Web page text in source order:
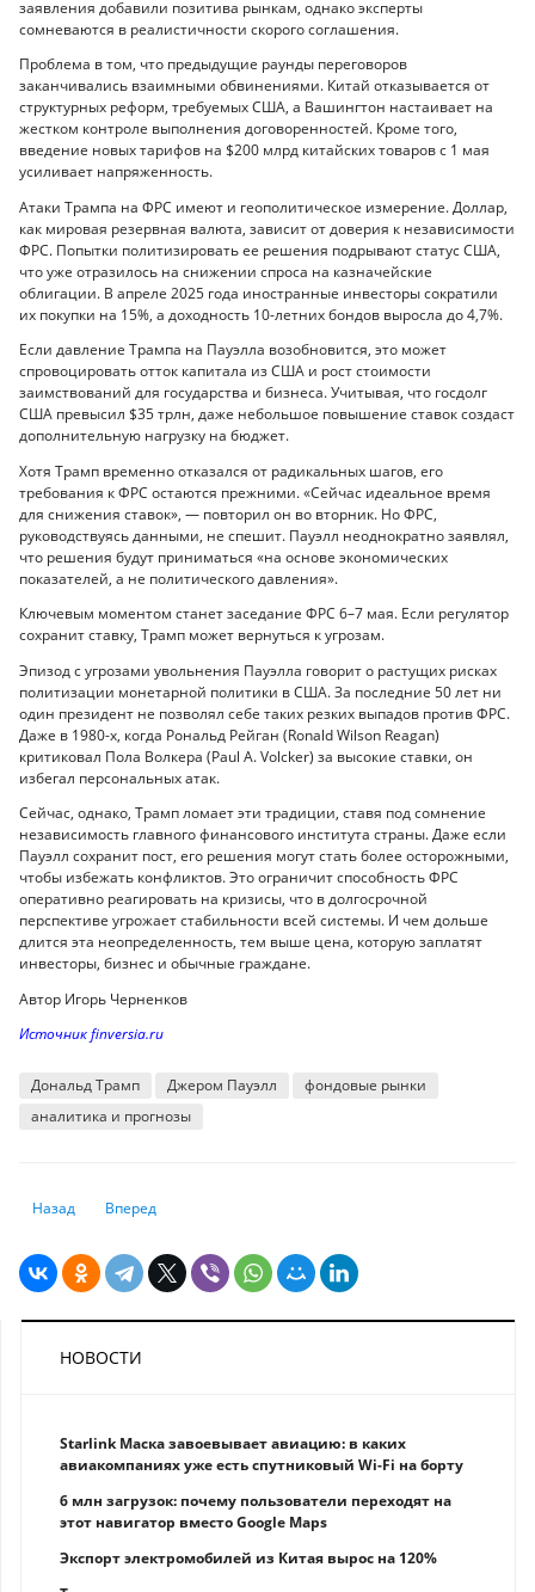
заявления добавили позитива рынкам, однако эксперты
сомневаются в реалистичности скорого соглашения.
Проблема в том, что предыдущие раунды переговоров
заканчивались взаимными обвинениями. Китай отказывается от
структурных реформ, требуемых США, а Вашингтон настаивает на
жестком контроле выполнения договоренностей. Кроме того,
введение новых тарифов на $200 млрд китайских товаров с 1 мая
усиливает напряженность.
Атаки Трампа на ФРС имеют и геополитическое измерение. Доллар,
как мировая резервная валюта, зависит от доверия к независимости
ФРС. Попытки политизировать ее решения подрывают статус США,
что уже отразилось на снижении спроса на казначейские
облигации. В апреле 2025 года иностранные инвесторы сократили
их покупки на 15%, а доходность 10-летних бондов выросла до 4,7%.
Если давление Трампа на Пауэлла возобновится, это может
спровоцировать отток капитала из США и рост стоимости
заимствований для государства и бизнеса. Учитывая, что госдолг
США превысил $35 трлн, даже небольшое повышение ставок создаст
дополнительную нагрузку на бюджет.
Хотя Трамп временно отказался от радикальных шагов, его
требования к ФРС остаются прежними. «Сейчас идеальное время
для снижения ставок», — повторил он во вторник. Но ФРС,
руководствуясь данными, не спешит. Пауэлл неоднократно заявлял,
что решения будут приниматься «на основе экономических
показателей, а не политического давления».
Ключевым моментом станет заседание ФРС 6–7 мая. Если регулятор
сохранит ставку, Трамп может вернуться к угрозам.
Эпизод с угрозами увольнения Пауэлла говорит о растущих рисках
политизации монетарной политики в США. За последние 50 лет ни
один президент не позволял себе таких резких выпадов против ФРС.
Даже в 1980-х, когда Рональд Рейган (Ronald Wilson Reagan)
критиковал Пола Волкера (Paul A. Volcker) за высокие ставки, он
избегал персональных атак.
Сейчас, однако, Трамп ломает эти традиции, ставя под сомнение
независимость главного финансового института страны. Даже если
Пауэлл сохранит пост, его решения могут стать более осторожными,
чтобы избежать конфликтов. Это ограничит способность ФРС
оперативно реагировать на кризисы, что в долгосрочной
перспективе угрожает стабильности всей системы. И чем дольше
длится эта неопределенность, тем выше цена, которую заплатят
инвесторы, бизнес и обычные граждане.
Автор Игорь Черненков
Источник finversia.ru
Дональд Трамп Джером Пауэлл
фондовые рынки
аналитика и прогнозы
Предыдущий: Азиатские рынки акций завершили торги
Назад Следующий: Золото бьёт рекорды. Хорошо или плохо это
Вперед
НОВОСТИ
Starlink Маска завоевывает авиацию: в каких
авиакомпаниях уже есть спутниковый Wi-Fi на борту
6 млн загрузок: почему пользователи переходят на
этот навигатор вместо Google Maps
Экспорт электромобилей из Китая вырос на 120%